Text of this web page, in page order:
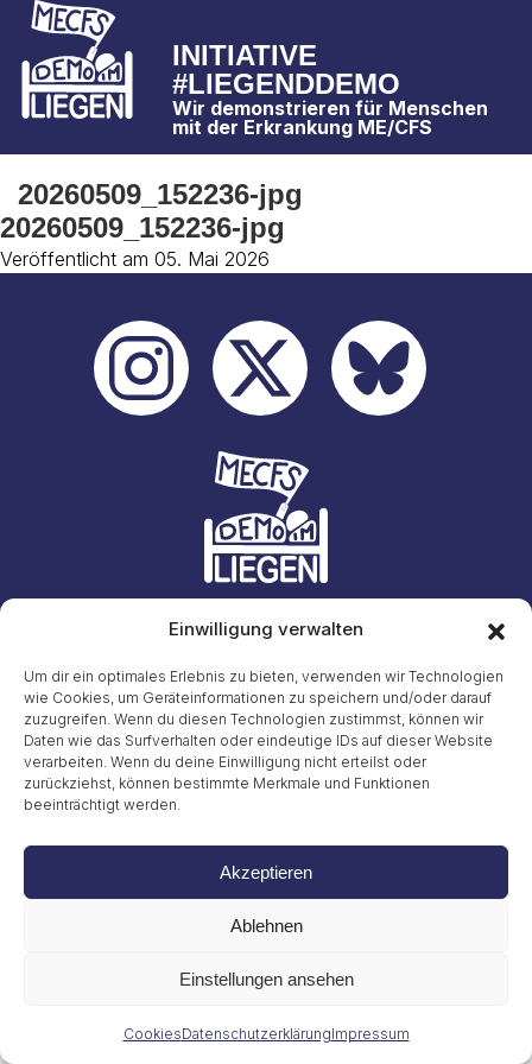
Einwilligung verwalten
Um dir ein optimales Erlebnis zu bieten, verwenden wir Technologien
wie Cookies, um Geräteinformationen zu speichern und/oder darauf
zuzugreifen. Wenn du diesen Technologien zustimmst, können wir
Daten wie das Surfverhalten oder eindeutige IDs auf dieser Website
verarbeiten. Wenn du deine Einwilligung nicht erteilst oder
zurückziehst, können bestimmte Merkmale und Funktionen
beeinträchtigt werden.
Akzeptieren
Ablehnen
Einstellungen ansehen
CookiesDatenschutzerklärungImpressum
INITIATIVE
#LIEGENDDEMO
Wir demonstrieren für Menschen
mit der Erkrankung ME/CFS
20260509_152236-jpg
20260509_152236-jpg
Veröffentlicht am 05. Mai 2026
Gritt Buggenhagen
Tel. 49 (0)151 72038889
Impressum
© 2026